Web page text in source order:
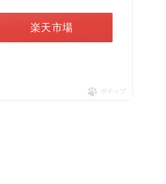
楽天市場
ポチップ